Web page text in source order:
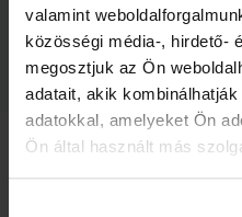
valamint
közösségi média-, hirdető-
megosztjuk az Ön
adatait, akik
adatokkal, amelyeket Ön
Ön által használt más
Megnézem az összeset
U16 2026. máj. 09.